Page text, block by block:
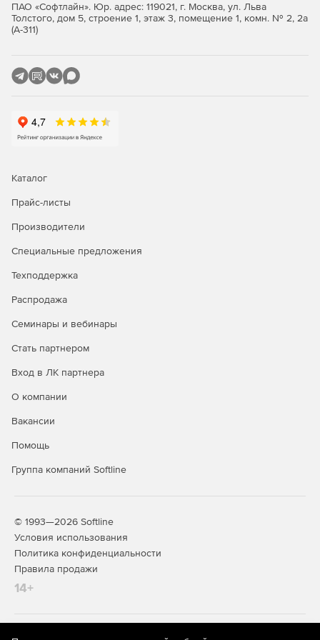
ПАО «Софтлайн». Юр. адрес: 119021, г. Москва, ул. Льва
Толстого, дом 5, строение 1, этаж 3, помещение 1, комн. № 2, 2а
(А-311)
Каталог
Прайс-листы
Производители
Специальные предложения
Техподдержка
Распродажа
Семинары и вебинары
Стать партнером
Вход в ЛК партнера
О компании
Вакансии
Помощь
Группа компаний Softline
© 1993—2026 Softline
Условия использования
Политика конфиденциальности
Правила продажи
14+